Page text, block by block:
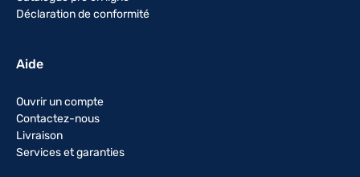
Déclaration de conformité
Aide
Ouvrir un compte
Contactez-nous
Livraison
Services et garanties